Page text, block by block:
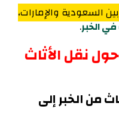
السعودية والإمارات،
الخبر.
الأسئلة الشائعة FAQ حول نقل الأثاث
من الخبر إلى